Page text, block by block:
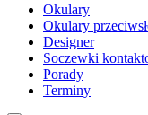
Okulary
Okulary
Designer
Soczewki
Porady
Terminy